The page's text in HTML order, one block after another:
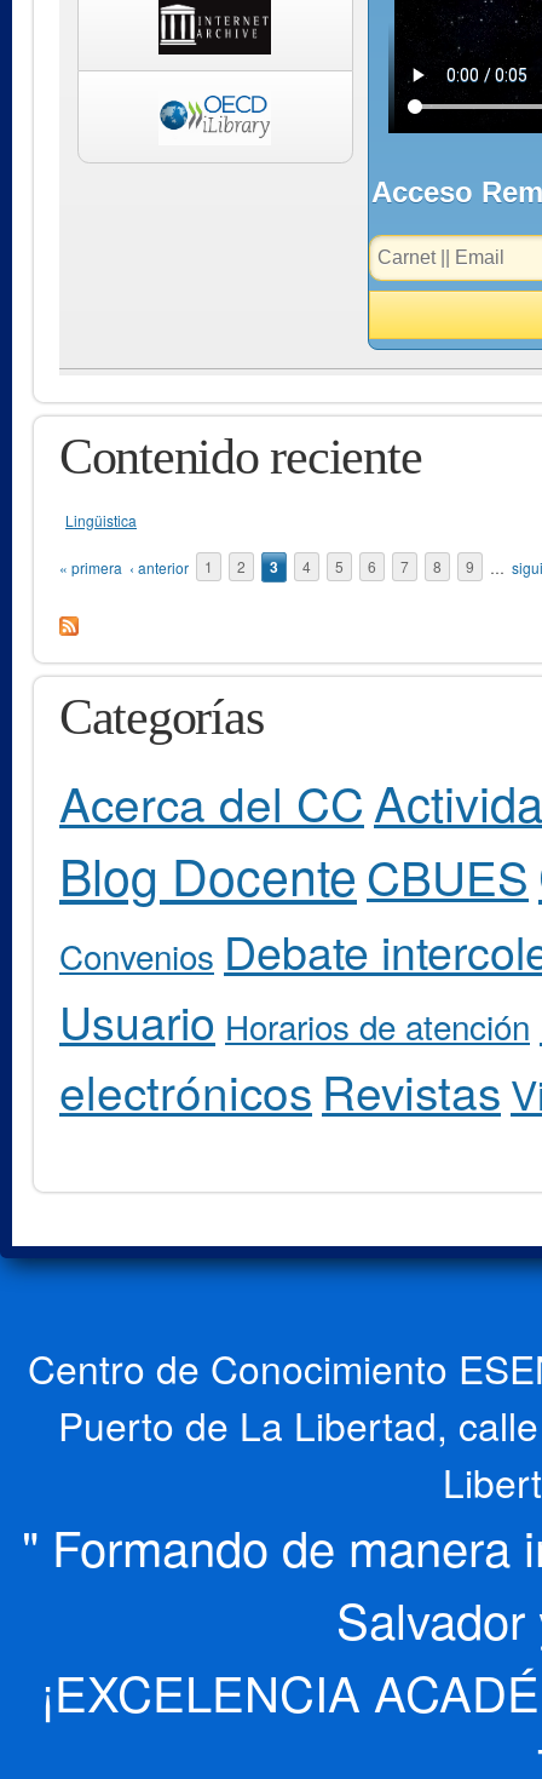
Contenido reciente
Lingüistica
Páginas
« primera ‹ anterior 1 2 3 4 5 6 7 8 9 …
Categorías
Acerca del CC
Blog Docente CBUES
Convenios Debate
Usuario Horarios de atención
electrónicos Revistas
Centro de Conocimiento
Puerto de La Libertad,
" Formando de manera
¡EXCELENCIA